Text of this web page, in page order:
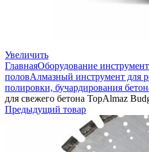
Увеличить
ГлавнаяОборудование
половАлмазный инструмент для
полировки, бучардирования
для свежего бетона TopAlmaz
Предыдущий товар